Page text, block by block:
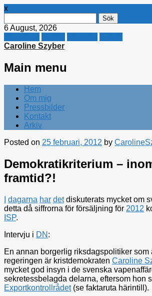
x
efter:
6 August, 2026
Caroline Szyber
Main menu
Skip
content
Hem
Om mig
Pressbilder
Kontakt
Arkiv
Posted on 25 februari, 2012 by
Demokratikriterium –
framtid?!
dagarna har detdiskuterats mycket om
detta då siffrorna för försäljning för 2012
ISP.
Intervju i DN :
En annan borgerlig riksdagspolitiker som
regeringen är kristdemokraten Caroline
mycket god insyn i de svenska
sekretessbelagda delarna, eftersom hon
Exportkontrollrådet(se faktaruta härintill).